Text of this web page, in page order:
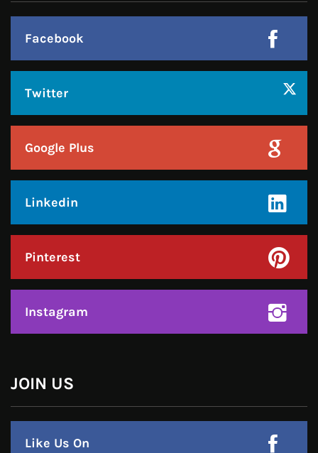
Facebook
Twitter
Google Plus
Linkedin
Pinterest
Instagram
JOIN US
Like Us On